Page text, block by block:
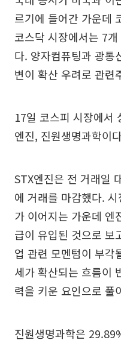
르기에 들어간 가운데
코스닥 시장에서는 7
다. 양자컴퓨팅과 광통
변이 확산 우려로 관련
17일 코스피 시장에서
엔진, 진원생명과학이
STX엔진은 전 거래일
에 거래를 마감했다.
가 이어지는 가운데 엔
급이 유입된 것으로 보
업 관련 모멘텀이 부각
세가 확산되는 흐름이
력을 키운 요인으로 풀
진원생명과학은